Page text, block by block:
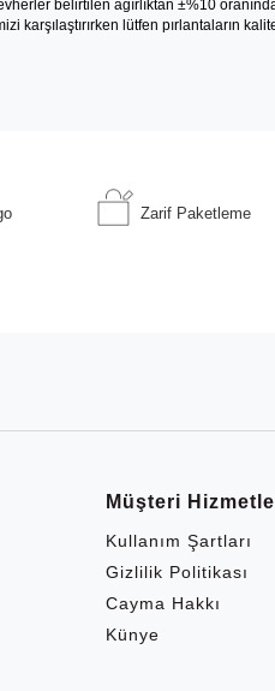
belirtilen ağırlıktan ±%10
karşılaştırırken lütfen pırlantaların
Zarif Paketleme
Müşteri
Kullanım Şartları
Gizlilik Politikası
Cayma Hakkı
Künye